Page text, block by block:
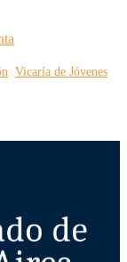
Vicaría de Jóvenes